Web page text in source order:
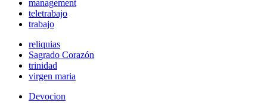
management
teletrabajo
trabajo
reliquias
Sagrado Corazón
trinidad
virgen maria
Devocion